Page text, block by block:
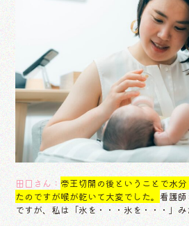
田口さん： 帝王切開の後ということで水
たのですが喉が乾いて大変でした。 看護
ですが、私は「氷を・・・氷を・・・」み